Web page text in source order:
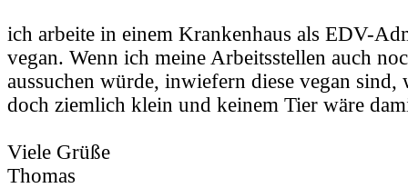
ich arbeite in einem Krankenhaus als EDV-
vegan. Wenn ich meine Arbeitsstellen auch
aussuchen würde, inwiefern diese vegan sind,
doch ziemlich klein und keinem Tier wäre
Viele Grüße
Thomas